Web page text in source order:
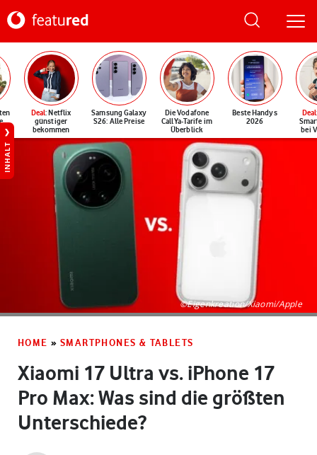
Deal: Netflix
günstiger
bekommen
Samsung Galaxy
S26: Alle Preise
Die Vodafone
CallYa-Tarife im
Überblick
Beste Handys
2026
Deal
bei
INHALT
©Eigenkreation/Xiaomi/Apple
HOME » SMARTPHONES & TABLETS
Xiaomi 17 Ultra vs. iPhone 17
Pro Max: Was sind die größten
Unterschiede?